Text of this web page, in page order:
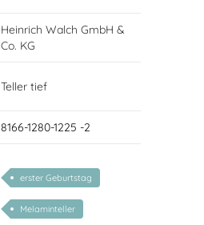
Heinrich Walch GmbH &
Co. KG
Teller tief
8166-1280-1225 -2
erster Geburtstag
Melaminteller